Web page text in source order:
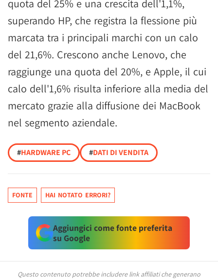
quota del 25% e una crescita dell'1,1%,
superando HP, che registra la flessione più
marcata tra i principali marchi con un calo
del 21,6%. Crescono anche Lenovo, che
raggiunge una quota del 20%, e Apple, il cui
calo dell'1,6% risulta inferiore alla media del
mercato grazie alla diffusione dei MacBook
nel segmento aziendale.
#HARDWARE PC #DATI DI VENDITA
FONTE HAI NOTATO ERRORI?
Aggiungici come fonte preferita
su Google
Questo contenuto potrebbe includere link affiliati che generano